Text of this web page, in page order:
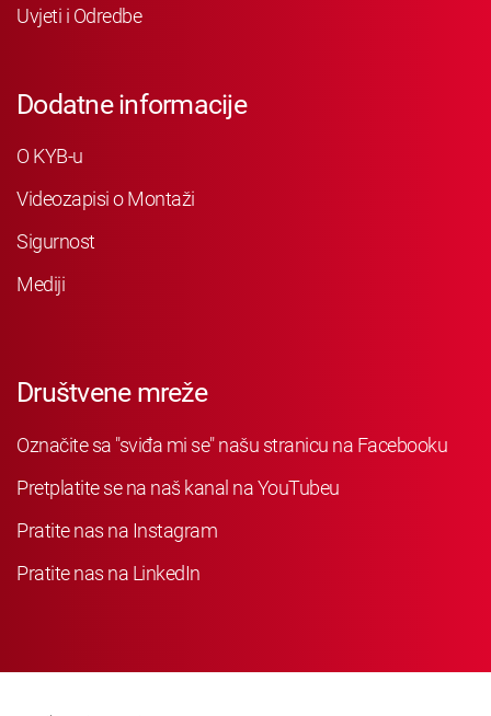
Uvjeti i Odredbe
Dodatne informacije
O KYB-u
Videozapisi o Montaži
Sigurnost
Mediji
Društvene mreže
Označite sa "sviđa mi se" našu stranicu na Facebooku
Pretplatite se na naš kanal na YouTubeu
Pratite nas na Instagram
Pratite nas na LinkedIn